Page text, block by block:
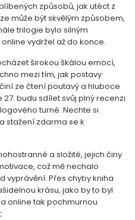
způsobů, jak utéct z
může být skvělým způsobem,
trilogie bylo silným
vydržel až do konce.
širokou škálou emocí,
mezi tím, jak postavy
ze čtení poutavý a hluboce
27. budu sdílet svůj plný recenzi
turné. Nechte si
stažení zdarma​ se k
a složité, jejich činy
což mě nechalo
Přes chyby kniha
krásu, jako by to byl
online tak pochmurnou